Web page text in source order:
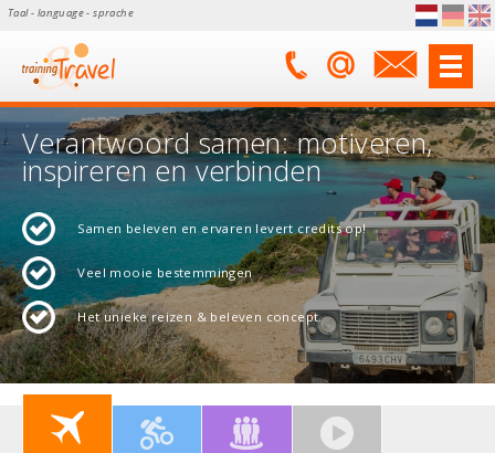
Taal - language - sprache
Verantwoord samen: motiveren,
inspireren en verbinden
Samen beleven en ervaren levert credits op!
Veel mooie bestemmingen
Het unieke reizen & beleven concept.